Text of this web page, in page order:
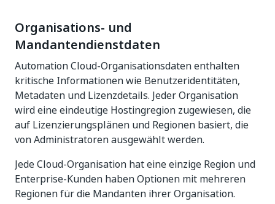
Organisations- und
Mandantendienstdaten
Automation Cloud-Organisationsdaten enthalten
kritische Informationen wie Benutzeridentitäten,
Metadaten und Lizenzdetails. Jeder Organisation
wird eine eindeutige Hostingregion zugewiesen, die
auf Lizenzierungsplänen und Regionen basiert, die
von Administratoren ausgewählt werden.
Jede Cloud-Organisation hat eine einzige Region und
Enterprise-Kunden haben Optionen mit mehreren
Regionen für die Mandanten ihrer Organisation.